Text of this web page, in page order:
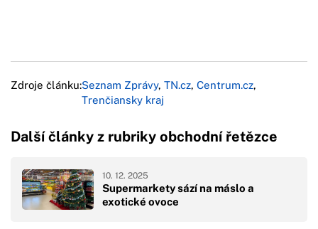
Zdroje článku:Seznam Zprávy, TN.cz, Centrum.cz,
Trenčiansky kraj
Další články z rubriky obchodní řetězce
Supermarkety sází na máslo a
exotické ovoce
10. 12. 2025